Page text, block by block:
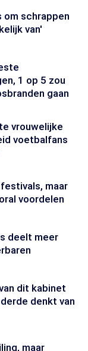
om schrappen
van'
1 op 5 zou
gaan
vrouwelijke
voetbalfans
maar
voordelen
deelt meer
dit kabinet
denkt van
maar